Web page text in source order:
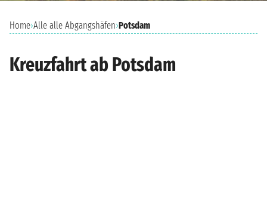
Home›Alle alle Abgangshäfen›Potsdam
Kreuzfahrt ab Potsdam